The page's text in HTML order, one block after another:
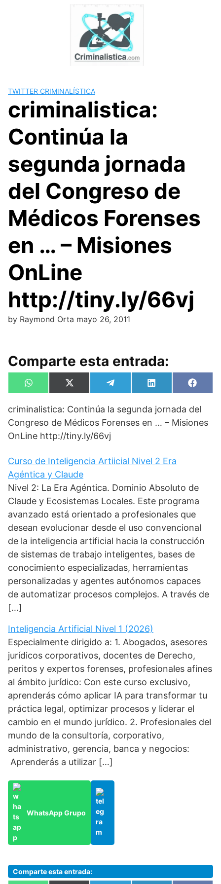
TWITTER CRIMINALÍSTICA
criminalistica:
Continúa la
segunda jornada
del Congreso de
Médicos Forenses
en … – Misiones
OnLine
http://tiny.ly/66vj
by Raymond Orta mayo 26, 2011
Comparte esta entrada:
Compartir
en
W
h
t
A
p
p
Compartir
en
X
(
w
i
t
t
e
)
Compartir
en
e
e
r
Compartir
en
L
i
k
d
en
F
a
e
o
criminalistica: Continúa la segunda jornada del
Congreso de Médicos Forenses en … – Misiones
OnLine http://tiny.ly/66vj
Curso de Inteligencia Artiicial Nivel 2 Era
Agéntica y Claude
Nivel 2: La Era Agéntica. Dominio Absoluto de
Claude y Ecosistemas Locales. Este programa
avanzado está orientado a profesionales que
desean evolucionar desde el uso convencional
de la inteligencia artificial hacia la construcción
de sistemas de trabajo inteligentes, bases de
conocimiento especializadas, herramientas
personalizadas y agentes autónomos capaces
de automatizar procesos complejos. A través de
[…]
Inteligencia Artificial Nivel 1 (2026)
Especialmente dirigido a: 1. Abogados, asesores
jurídicos corporativos, docentes de Derecho,
peritos y expertos forenses, profesionales afines
al ámbito jurídico: Con este curso exclusivo,
aprenderás cómo aplicar IA para transformar tu
práctica legal, optimizar procesos y liderar el
cambio en el mundo jurídico. 2. Profesionales del
mundo de la consultoría, corporativo,
administrativo, gerencia, banca y negocios:
Aprenderás a utilizar […]
WhatsApp Grupo
Comparte esta entrada: